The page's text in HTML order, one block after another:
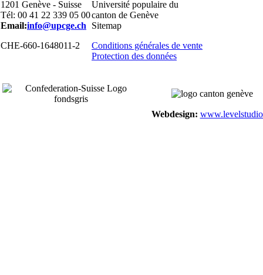
1201 Genève - Suisse
Tél: 00 41 22 339 05 00
Email:info@upcge.ch
CHE-660-1648011-2
Université populaire du
canton de Genève
Sitemap
Conditions générales de vente
Protection des données
Webdesign: